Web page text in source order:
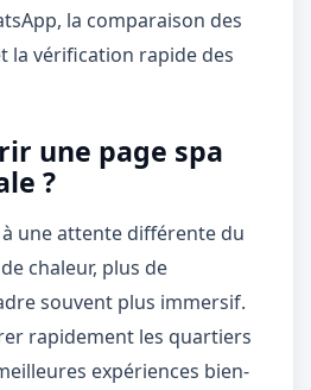
la comparaison des
la vérification rapide des
une page spa
?
une attente différente du
chaleur, plus de
souvent plus immersif.
rapidement les quartiers
expériences bien-